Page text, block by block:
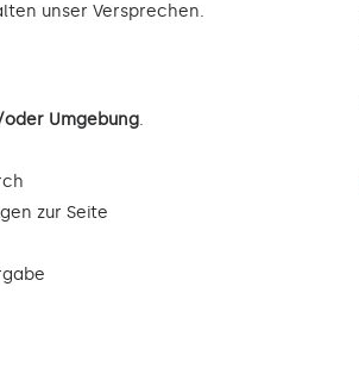
unser Versprechen.
Umgebung.
zur Seite